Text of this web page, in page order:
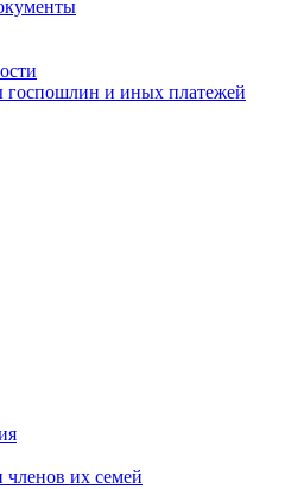
госпошлин и иных платежей
их семей